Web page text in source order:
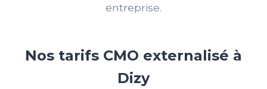
entreprise.
Nos tarifs CMO externalisé à
Dizy